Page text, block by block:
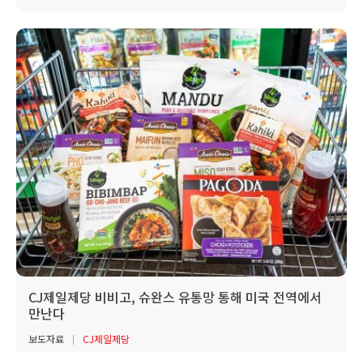
CJ제일제당 비비고, 슈완스 유통망 통해 미국 전역에서
만난다
보도자료
CJ제일제당